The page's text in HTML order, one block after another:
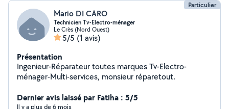
Particulier
Mario DI CARO
Technicien Tv-Electro-ménager
Le Crès (Nord Ouest)
5/5 (1 avis)
Présentation
Ingenieur-Réparateur toutes marques Tv-Electro-
ménager-Multi-services, monsieur réparetout.
Dernier avis laissé par Fatiha : 5/5
Il y a plus de 6 mois